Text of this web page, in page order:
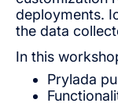
deployments.
the data
In this
Prylada